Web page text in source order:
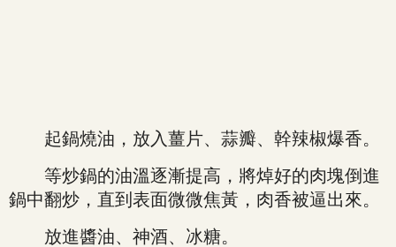
起鍋燒油，放入薑片、蒜瓣、幹辣椒爆香。
等炒鍋的油溫逐漸提高，將焯好的肉塊倒進
鍋中翻炒，直到表面微微焦黃，肉香被逼出來。
放進醬油、神酒、冰糖。